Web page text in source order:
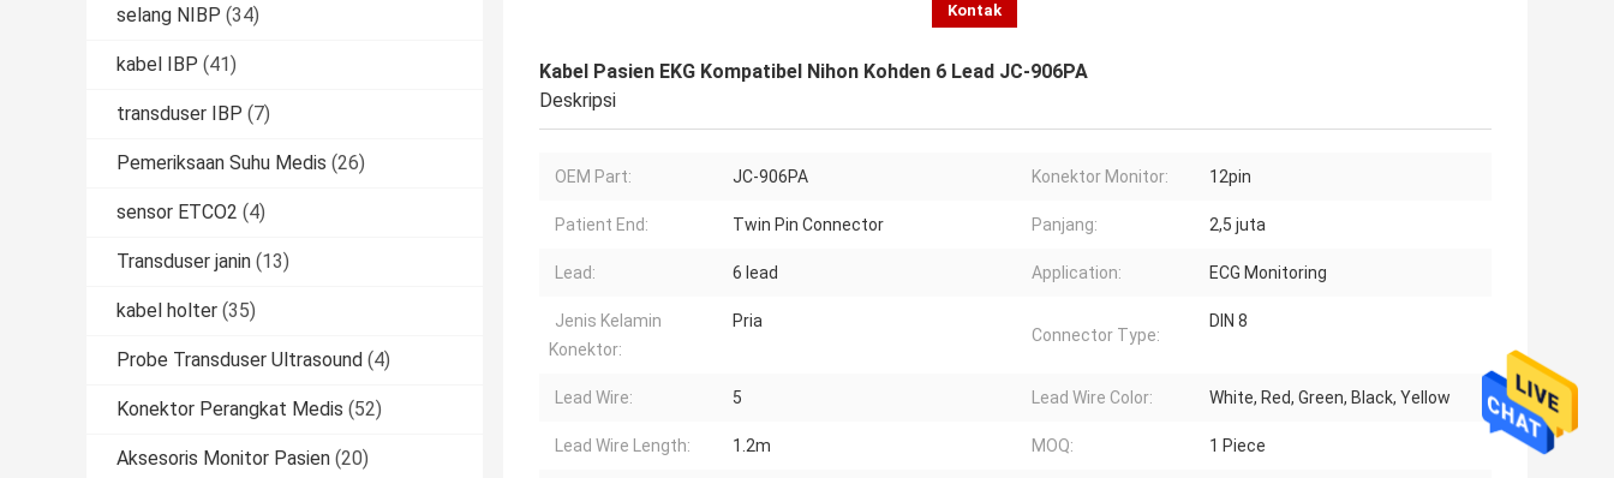
selang NIBP (34)
kabel IBP (41)
transduser IBP (7)
Pemeriksaan Suhu Medis (26)
sensor ETCO2 (4)
Transduser janin (13)
kabel holter (35)
Probe Transduser Ultrasound (4)
Konektor Perangkat Medis (52)
Aksesoris Monitor Pasien (20)
Kontak
Kabel Pasien EKG Kompatibel Nihon Kohden 6 Lead JC-906PA
Deskripsi
OEM Part: JC-906PA Konektor Monitor: 12pin
Patient End: Twin Pin Connector Panjang: 2,5 juta
Lead: 6 lead Application: ECG Monitoring
Jenis Kelamin
Konektor:
Pria
Connector Type:
DIN 8
Lead Wire: 5 Lead Wire Color: White, Red, Green, Black, Yellow
Lead Wire Length: 1.2m MOQ: 1 Piece